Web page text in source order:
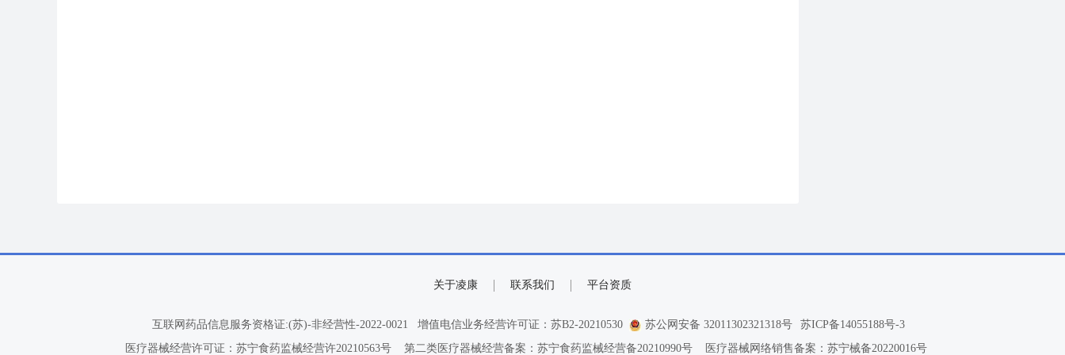
关于凌康 联系我们 平台资质
互联网药品信息服务资格证:(苏)-非经营性-2022-0021 增值电信业务经营许可证：苏B2-20210530 苏公网安备 32011302321318号
苏ICP备14055188号-3
医疗器械经营许可证：苏宁食药监械经营许20210563号 第二类医疗器械经营备案：苏宁食药监械经营备20210990号 医疗器械网络销售备案：苏宁械备20220016号